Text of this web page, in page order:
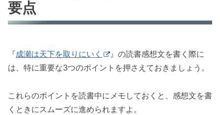
要点
『成瀬は天下を取りにいく
』の読書感想文を書く際に
は、特に重要な3つのポイントを押さえておきましょう。
これらのポイントを読書中にメモしておくと、感想文を書
くときにスムーズに進められますよ。